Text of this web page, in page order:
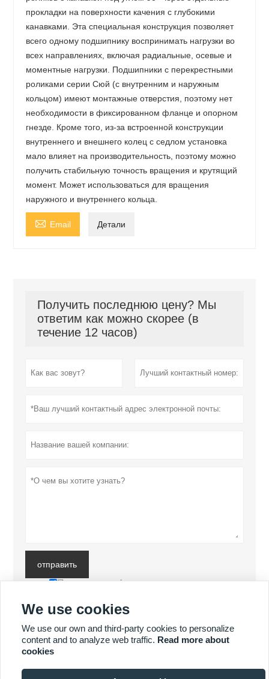
прокладки на поверхности качения с глубокими
канавками. Эта специальная конструкция позволяет
всего одному подшипнику воспринимать нагрузки во
всех направлениях, включая радиальные, осевые и
моментные нагрузки. Подшипники с перекрестными
роликами серии Сюй (с внутренним и наружным
кольцом) имеют монтажные отверстия, поэтому нет
необходимости в фиксированном фланце и опорном
гнезде. Кроме того, из-за встроенной конструкции
внутреннего и внешнего колец с седлом установка
мало влияет на производительность, поэтому можно
получить стабильную точность вращения и крутящий
момент. Может использоваться для вращения
наружного и внутреннего кольца.
 Email Детали
Получить последнюю цену? Мы
ответим как можно скорее (в
течение 12 часов)
отправить
Политика конфиденциальности
БОЛЬШЕ УСЛУГ
We use cookies
We use our own and third-party cookies to personalize
content and to analyze web traffic. Read more about
cookies